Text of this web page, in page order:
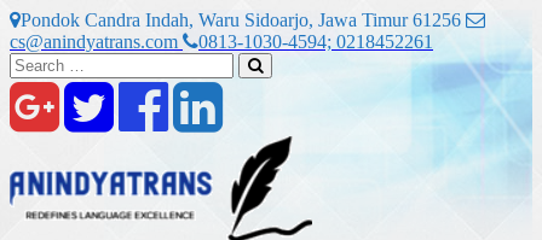
Skip
to
content
Pondok Candra Indah, Waru Sidoarjo, Jawa Timur 61256
cs@anindyatrans.com
0813-1030-4594; 0218452261
Search
for: